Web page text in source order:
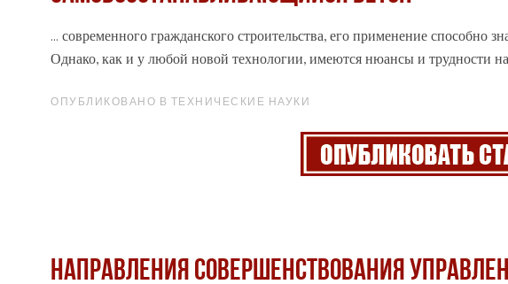
... современного гражданского строительства, его применение способно
Однако, как и у любой новой технологии, имеются нюансы и трудности
ОПУБЛИКОВАНО В ТЕХНИЧЕСКИЕ НАУКИ
НАПРАВЛЕНИЯ СОВЕРШЕНСТВОВАНИЯ